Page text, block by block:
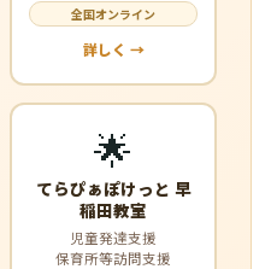
全国オンライン
詳しく →
🌟
てらぴぁぽけっと 早
稲田教室
児童発達支援
保育所等訪問支援